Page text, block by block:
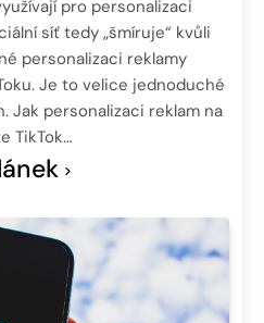
pro personalizaci
síť tedy „šmíruje“ kvůli
personalizaci reklamy
Je to velice jednoduché
Jak personalizaci reklam na
TikTok…